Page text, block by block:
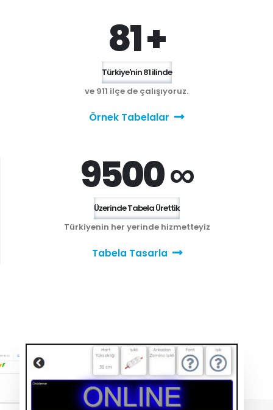
81 +
Türkiye'nin 81 ilinde
ve 911 ilçe de çalışıyoruz.
Örnek Tabelalar
9500 ∞
Üzerinde Tabela Ürettik
Türkiyenin her yerinde hizmetteyiz
Tabela Tasarla